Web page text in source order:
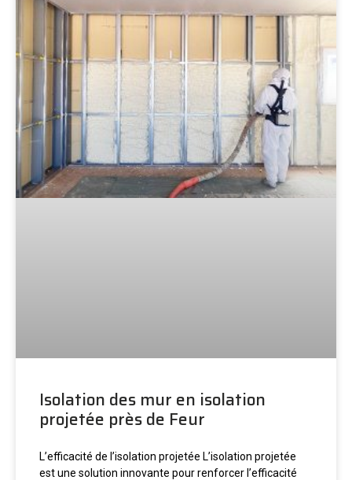
Isolation des mur en isolation
projetée près de Feur
L’efficacité de l’isolation projetée L’isolation projetée
est une solution innovante pour renforcer l’efficacité